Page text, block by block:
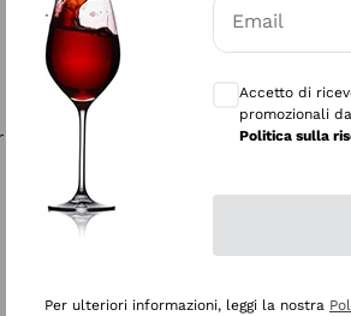
e professionalità
Email
Accetto di
promozionali
Politica sulla
Per ulteriori informazioni, leggi la nostra